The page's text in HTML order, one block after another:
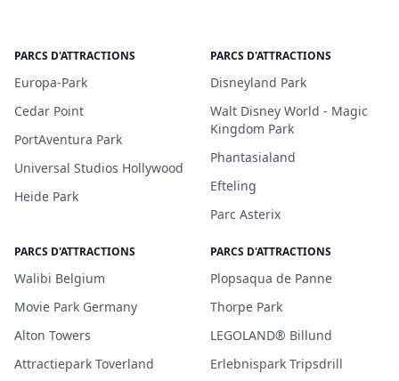
PARCS D'ATTRACTIONS
Europa-Park
Cedar Point
PortAventura Park
Universal Studios Hollywood
Heide Park
PARCS D'ATTRACTIONS
Disneyland Park
Walt Disney World - Magic
Kingdom Park
Phantasialand
Efteling
Parc Asterix
PARCS D'ATTRACTIONS
Walibi Belgium
Movie Park Germany
Alton Towers
Attractiepark Toverland
PARCS D'ATTRACTIONS
Plopsaqua de Panne
Thorpe Park
LEGOLAND® Billund
Erlebnispark Tripsdrill